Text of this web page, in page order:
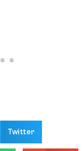
Twitter